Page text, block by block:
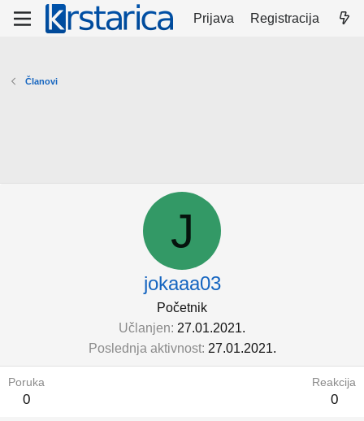
Prijava Registracija
Članovi
J
jokaaa03
Početnik
Učlanjen 27.01.2021.
Poslednja aktivnost 27.01.2021.
Poruka
0
Reakcija
0